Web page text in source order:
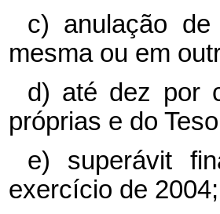
c) anulação
mesma ou em
d) até dez por
próprias e do
e) superávit
exercício de 2004;